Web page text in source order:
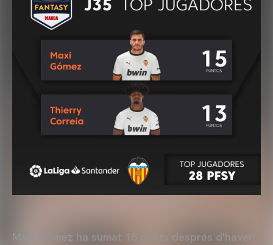
Maxi Gómez ha sumat 15 punts després d'haver